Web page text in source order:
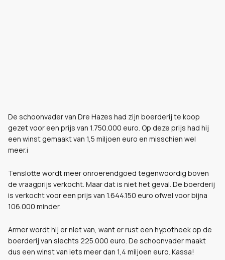
De schoonvader van Dre Hazes had zijn boerderij te koop
gezet voor een prijs van 1.750.000 euro. Op deze prijs had hij
een winst gemaakt van 1,5 miljoen euro en misschien wel
meer.i
Tenslotte wordt meer onroerendgoed tegenwoordig boven
de vraagprijs verkocht. Maar dat is niet het geval. De boerderij
is verkocht voor een prijs van 1.644.150 euro ofwel voor bijna
106.000 minder.
Armer wordt hij er niet van, want er rust een hypotheek op de
boerderij van slechts 225.000 euro. De schoonvader maakt
dus een winst van iets meer dan 1,4 miljoen euro. Kassa!